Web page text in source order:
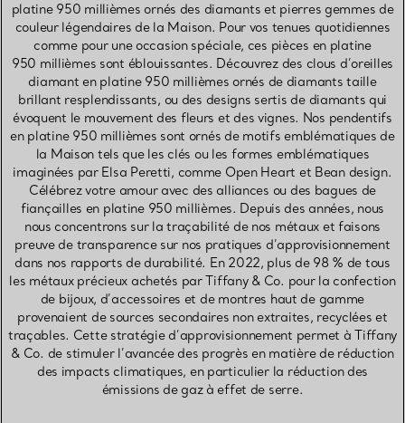
platine 950 millièmes ornés des diamants et pierres gemmes de
couleur légendaires de la Maison. Pour vos tenues quotidiennes
comme pour une occasion spéciale, ces pièces en platine
950 millièmes sont éblouissantes. Découvrez des clous d’oreilles
diamant en platine 950 millièmes ornés de diamants taille
brillant resplendissants, ou des designs sertis de diamants qui
évoquent le mouvement des fleurs et des vignes. Nos pendentifs
en platine 950 millièmes sont ornés de motifs emblématiques de
la Maison tels que les clés ou les formes emblématiques
imaginées par Elsa Peretti, comme Open Heart et Bean design.
Célébrez votre amour avec des alliances ou des bagues de
fiançailles en platine 950 millièmes. Depuis des années, nous
nous concentrons sur la traçabilité de nos métaux et faisons
preuve de transparence sur nos pratiques d’approvisionnement
dans nos rapports de durabilité. En 2022, plus de 98 % de tous
les métaux précieux achetés par Tiffany & Co. pour la confection
de bijoux, d’accessoires et de montres haut de gamme
provenaient de sources secondaires non extraites, recyclées et
traçables. Cette stratégie d’approvisionnement permet à Tiffany
& Co. de stimuler l’avancée des progrès en matière de réduction
des impacts climatiques, en particulier la réduction des
émissions de gaz à effet de serre.